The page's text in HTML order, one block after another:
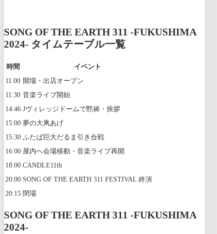
SONG OF THE EARTH 311 -FUKUSHIMA
2024- タイムテーブル一覧
時間
イベント
11:00 開場・出店オープン
11:30 音楽ライブ開始
14:46 Jヴィレッジドームで黙祷・挨拶
15:00 夢の大凧あげ
15:30 ふたば巨大だるま引き合戦
16:00 屋内へ会場移動・音楽ライブ再開
18:00 CANDLE11th
20:00 SONG OF THE EARTH 311 FESTIVAL 終演
20:15 閉場
SONG OF THE EARTH 311 -FUKUSHIMA
2024-